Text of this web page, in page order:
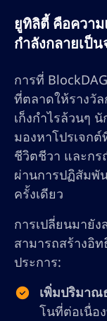
ยูทิลิตี้ คือควา
กำลังกลายเป็
การที่
ที่ตลาดให้รางวั
เก็งกำไรล้วนๆ
มองหาโปรเจก
ชีวิตชีวา และก
ผ่านการปฏิสัมพั
ครั้งเดียว
การเปลี่ยนมายั
สามารถสร้างอิ
ประการ:
เพิ่มปริมาณ
โนที่ต่อเนื่อ